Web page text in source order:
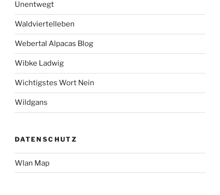
Unentwegt
Waldviertelleben
Webertal Alpacas Blog
Wibke Ladwig
Wichtigstes Wort Nein
Wildgans
DATENSCHUTZ
Wlan Map